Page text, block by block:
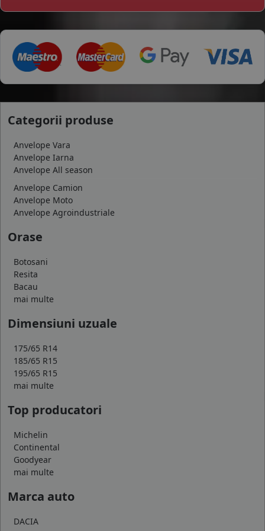
Categorii produse
Anvelope Vara
Anvelope Iarna
Anvelope All season
Anvelope Camion
Anvelope Moto
Anvelope Agroindustriale
Orase
Botosani
Resita
Bacau
mai multe
Dimensiuni uzuale
175/65 R14
185/65 R15
195/65 R15
mai multe
Top producatori
Michelin
Continental
Goodyear
mai multe
Marca auto
DACIA